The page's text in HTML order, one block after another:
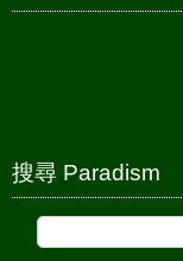
搜尋 Paradism